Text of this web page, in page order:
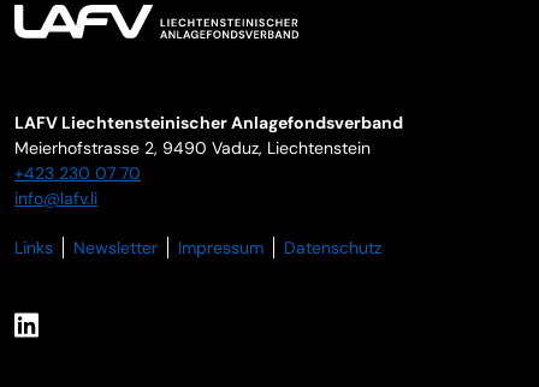
LAFV Liechtensteinischer Anlagefondsverband
Meierhofstrasse 2, 9490 Vaduz, Liechtenstein
+423 230 07 70
info@lafv.li
Links Newsletter Impressum Datenschutz